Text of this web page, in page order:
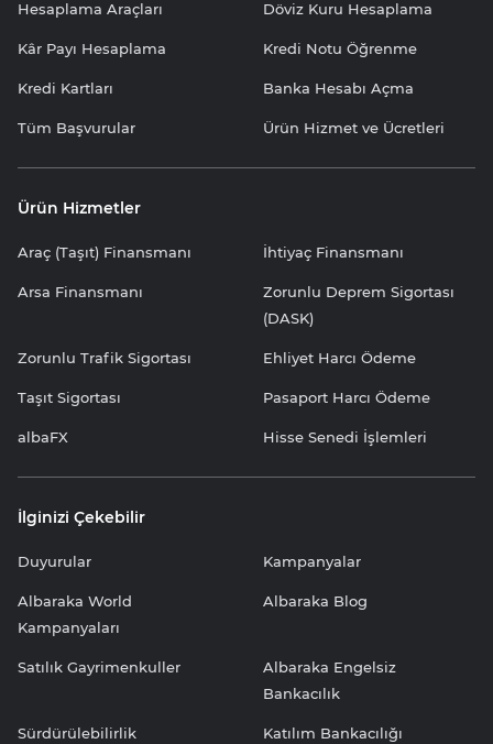
Hesaplama Araçları Döviz Kuru Hesaplama
Kâr Payı Hesaplama Kredi Notu Öğrenme
Kredi Kartları Banka Hesabı Açma
Tüm Başvurular Ürün Hizmet ve Ücretleri
Ürün Hizmetler
Araç (Taşıt) Finansmanı İhtiyaç Finansmanı
Arsa Finansmanı
Zorunlu Deprem Sigortası
(DASK)
Zorunlu Trafik Sigortası Ehliyet Harcı Ödeme
Taşıt Sigortası Pasaport Harcı Ödeme
albaFX Hisse Senedi İşlemleri
İlginizi Çekebilir
Duyurular Kampanyalar
Albaraka World
Kampanyaları
Albaraka Blog
Satılık Gayrimenkuller
Albaraka Engelsiz
Bankacılık
Sürdürülebilirlik Katılım Bankacılığı